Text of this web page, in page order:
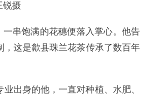
锐摄
串饱满的花穗便落入掌心。他告
这是歙县珠兰花茶传承了数百年
出身的他，一直对种植、水肥、